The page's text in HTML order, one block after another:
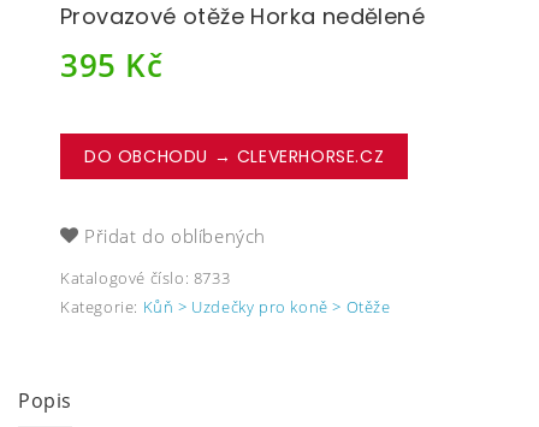
Provazové otěže Horka nedělené
395 Kč
DO OBCHODU → CLEVERHORSE.CZ
Přidat do oblíbených
Katalogové číslo: 8733
Kategorie: Kůň > Uzdečky pro koně > Otěže
Popis